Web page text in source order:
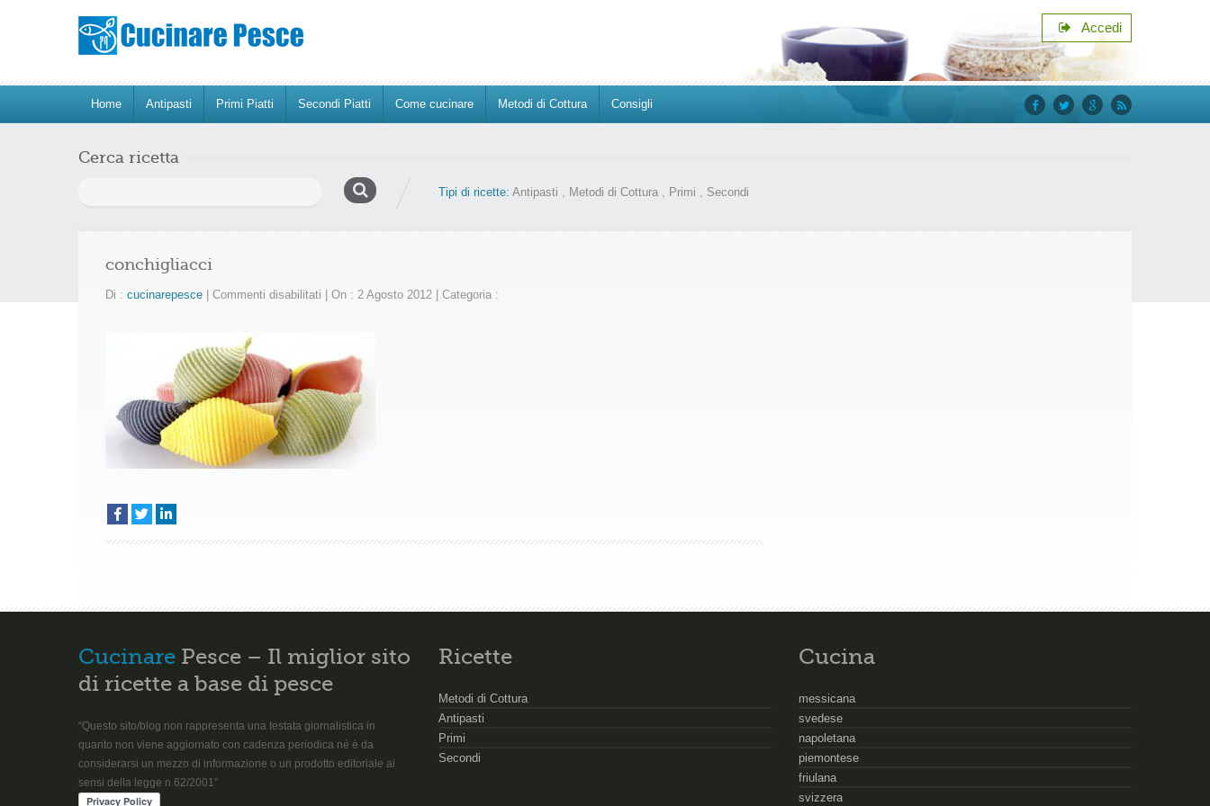
Accedi
Home Antipasti Primi Piatti Secondi Piatti Come cucinare Metodi di Cottura
Consigli
facebook
twittergoogle+
rss
Cerca ricetta
Tipi di ricette: Antipasti , Metodi di Cottura , Primi , Secondi
conchigliacci
Di : cucinarepesce Commenti disabilitati suOn : 2 Agosto 2012 Categoria :
Cucinare Pesce – Il miglior sito
di ricette a base di pesce
“Questo sito/blog non rappresenta una testata giornalistica in
quanto non viene aggiornato con cadenza periodica né è da
considerarsi un mezzo di informazione o un prodotto editoriale ai
sensi della legge n.62/2001”
Ricette
Metodi di Cottura
Antipasti
Primi
Secondi
Cucina
messicana
svedese
napoletana
piemontese
friulana
svizzera